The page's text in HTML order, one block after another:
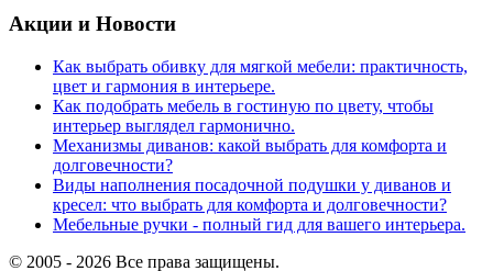
Акции и Новости
Как выбрать обивку для мягкой мебели: практичность,
цвет и гармония в интерьере.
Как подобрать мебель в гостиную по цвету, чтобы
интерьер выглядел гармонично.
Механизмы диванов: какой выбрать для комфорта и
долговечности?
Виды наполнения посадочной подушки у диванов и
кресел: что выбрать для комфорта и долговечности?
Мебельные ручки - полный гид для вашего интерьера.
© 2005 - 2026 Все права защищены.